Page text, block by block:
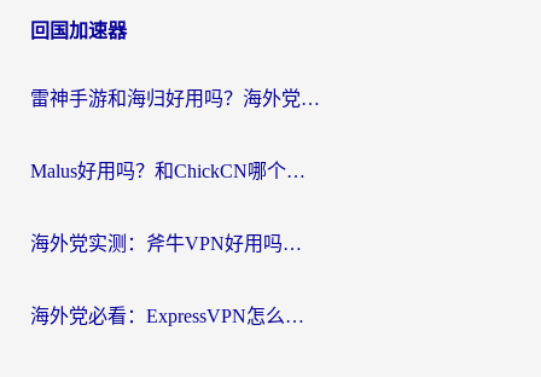
回国加速器
雷神手游和海归好用吗？海外党亲测3款热门回国加速器+番茄加速器深度体验
Malus好用吗？和ChickCN哪个好？海外党亲测：选对回国加速器，追剧游戏不卡顿
海外党实测：斧牛VPN好用吗？和快喵VPN对比哪个回国效果更好？附3款热门加速器深度分析
海外党必看：ExpressVPN怎么样？3步选对回国加速器，无缝刷国内剧玩手游